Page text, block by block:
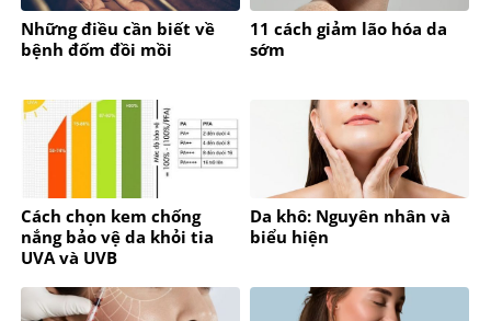
Những điều cần biết về
bệnh đốm đồi mồi
11 cách giảm lão hóa da
sớm
Cách chọn kem chống
nắng bảo vệ da khỏi tia
UVA và UVB
Da khô: Nguyên nhân và
biểu hiện